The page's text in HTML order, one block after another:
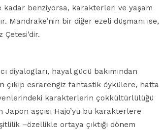
kadar benziyorsa, karakterleri ve yaşam
Mandrake’nin bir diğer ezeli düşmanı ise,
diyalogları, hayal gücü bakımından
çıkıp esrarengiz fantastik öykülere, hatta
karakterlerin çokkültürlülüğü
aşçısı Hajo’yu bu karakterlere
–özellikle ortaya çıktığı dönem